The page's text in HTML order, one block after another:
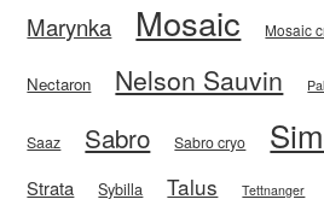
Marynka
Mosaic Mosaic
Nectaron Nelson Sauvin
Saaz Sabro Sabro cryo
Strata Sybilla Talus Tettnanger